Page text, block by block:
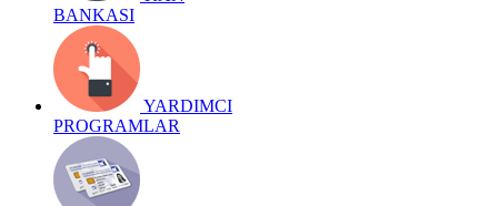
BANKASI
YARDIMCI
PROGRAMLAR